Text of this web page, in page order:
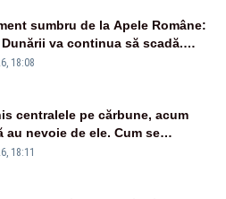
sumbru de la Apele Române:
va continua să scadă.
s-ar putea închide în 4 zile
18:08
centralele pe cărbune, acum
au nevoie de ele. Cum se
vina în plină criză energetică
18:11